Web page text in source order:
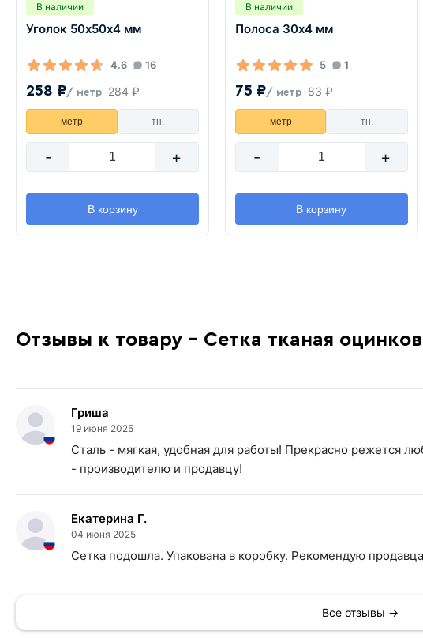
В наличии
Уголок 50х50х4 мм
4.6 16
258 ₽/ метр 284 ₽
метр тн.
- +
В корзину
В наличии
Полоса 30х4 мм
5 1
75 ₽/ метр 83 ₽
метр тн.
- +
В корзину
Отзывы к товару - Сетка тканая
Гриша
19 июня 2025
Сталь - мягкая, удобная для работы! Прекрасно
- производителю и продавцу!
Екатерина Г.
04 июня 2025
Сетка подошла. Упакована в коробку. Рекомендую
Все отзывы →